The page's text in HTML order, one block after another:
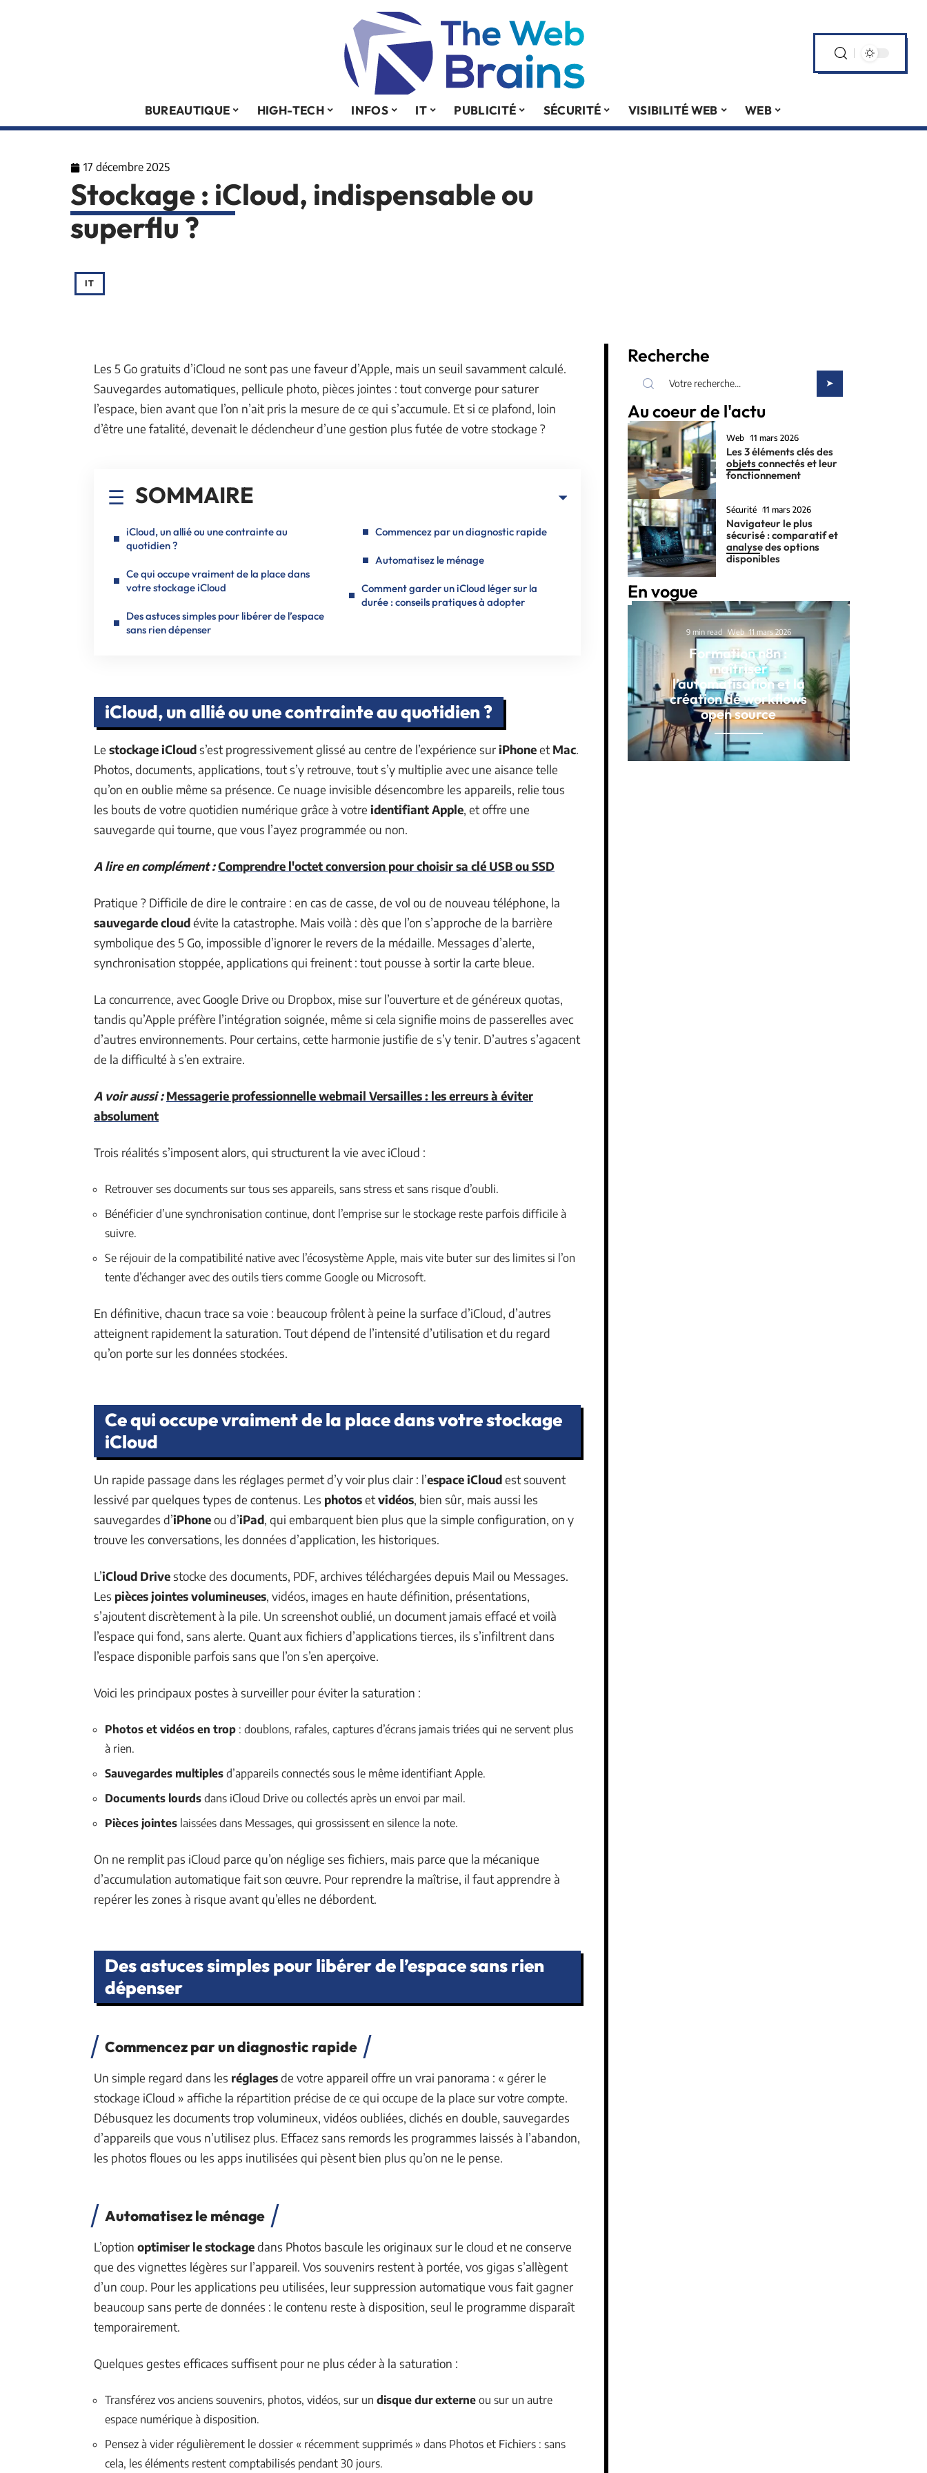
BUREAUTIQUE HIGH-TECH INFOS IT PUBLICITÉ SÉCURITÉ VISIBILITÉ WEB WEB
17 décembre 2025
Stockage : iCloud, indispensable ou
superflu ?
IT
Les 5 Go gratuits d’iCloud ne sont pas une faveur d’Apple, mais un seuil savamment calculé.
Sauvegardes automatiques, pellicule photo, pièces jointes : tout converge pour saturer
l’espace, bien avant que l’on n’ait pris la mesure de ce qui s’accumule. Et si ce plafond, loin
d’être une fatalité, devenait le déclencheur d’une gestion plus futée de votre stockage ?
SOMMAIRE
iCloud, un allié ou une contrainte au
quotidien ?
Ce qui occupe vraiment de la place dans
votre stockage iCloud
Des astuces simples pour libérer de l’espace
sans rien dépenser
Commencez par un diagnostic rapide
Automatisez le ménage
Comment garder un iCloud léger sur la
durée : conseils pratiques à adopter
iCloud, un allié ou une contrainte au quotidien ?
Le stockage iClouds’est progressivement glissé au centre de l’expérience suriPhoneet Mac.
Photos, documents, applications, tout s’y retrouve, tout s’y multiplie avec une aisance telle
qu’on en oublie même sa présence. Ce nuage invisible désencombre les appareils, relie tous
les bouts de votre quotidien numérique grâce à votre identifiant Apple, et offre une
sauvegarde qui tourne, que vous l’ayez programmée ou non.
A lire en complément :Comprendre l'octet conversion pour choisir sa clé USB ou SSD
Pratique ? Difficile de dire le contraire : en cas de casse, de vol ou de nouveau téléphone, la
sauvegarde cloudévite la catastrophe. Mais voilà : dès que l’on s’approche de la barrière
symbolique des 5 Go, impossible d’ignorer le revers de la médaille. Messages d’alerte,
synchronisation stoppée, applications qui freinent : tout pousse à sortir la carte bleue.
La concurrence, avec Google Drive ou Dropbox, mise sur l’ouverture et de généreux quotas,
tandis qu’Apple préfère l’intégration soignée, même si cela signifie moins de passerelles avec
d’autres environnements. Pour certains, cette harmonie justifie de s’y tenir. D’autres s’agacent
de la difficulté à s’en extraire.
A voir aussi : Messagerie professionnelle webmail Versailles : les erreurs à éviter
absolument
Trois réalités s’imposent alors, qui structurent la vie avec iCloud :
Retrouver ses documents sur tous ses appareils, sans stress et sans risque d’oubli.
Bénéficier d’une synchronisation continue, dont l’emprise sur le stockage reste parfois difficile à
suivre.
Se réjouir de la compatibilité native avec l’écosystème Apple, mais vite buter sur des limites si l’on
tente d’échanger avec des outils tiers comme Google ou Microsoft.
En définitive, chacun trace sa voie : beaucoup frôlent à peine la surface d’iCloud, d’autres
atteignent rapidement la saturation. Tout dépend de l’intensité d’utilisation et du regard
qu’on porte sur les données stockées.
Ce qui occupe vraiment de la place dans votre stockage
iCloud
Un rapide passage dans les réglages permet d’y voir plus clair : l’espace iCloudest souvent
lessivé par quelques types de contenus. Les photosetvidéos, bien sûr, mais aussi les
sauvegardes d’iPhoneou d’iPad, qui embarquent bien plus que la simple configuration, on y
trouve les conversations, les données d’application, les historiques.
L’iCloud Drivestocke des documents, PDF, archives téléchargées depuis Mail ou Messages.
Les pièces jointes volumineuses, vidéos, images en haute définition, présentations,
s’ajoutent discrètement à la pile. Un screenshot oublié, un document jamais effacé et voilà
l’espace qui fond, sans alerte. Quant aux fichiers d’applications tierces, ils s’infiltrent dans
l’espace disponible parfois sans que l’on s’en aperçoive.
Voici les principaux postes à surveiller pour éviter la saturation :
Photos et vidéos en trop : doublons, rafales, captures d’écrans jamais triées qui ne servent plus
à rien.
Sauvegardes multiples d’appareils connectés sous le même identifiant Apple.
Documents lourds dans iCloud Drive ou collectés après un envoi par mail.
Pièces jointes laissées dans Messages, qui grossissent en silence la note.
On ne remplit pas iCloud parce qu’on néglige ses fichiers, mais parce que la mécanique
d’accumulation automatique fait son œuvre. Pour reprendre la maîtrise, il faut apprendre à
repérer les zones à risque avant qu’elles ne débordent.
Des astuces simples pour libérer de l’espace sans rien
dépenser
Commencez par un diagnostic rapide
Un simple regard dans les réglagesde votre appareil offre un vrai panorama : « gérer le
stockage iCloud » affiche la répartition précise de ce qui occupe de la place sur votre compte.
Débusquez les documents trop volumineux, vidéos oubliées, clichés en double, sauvegardes
d’appareils que vous n’utilisez plus. Effacez sans remords les programmes laissés à l’abandon,
les photos floues ou les apps inutilisées qui pèsent bien plus qu’on ne le pense.
Automatisez le ménage
L’option optimiser le stockagedans Photos bascule les originaux sur le cloud et ne conserve
que des vignettes légères sur l’appareil. Vos souvenirs restent à portée, vos gigas s’allègent
d’un coup. Pour les applications peu utilisées, leur suppression automatique vous fait gagner
beaucoup sans perte de données : le contenu reste à disposition, seul le programme disparaît
temporairement.
Quelques gestes efficaces suffisent pour ne plus céder à la saturation :
Transférez vos anciens souvenirs, photos, vidéos, sur un disque dur externe ou sur un autre
espace numérique à disposition.
Pensez à vider régulièrement le dossier « récemment supprimés » dans Photos et Fichiers : sans
cela, les éléments restent comptabilisés pendant 30 jours.
Recherche
Au coeur de l'actu
Web 11 mars 2026
Les 3 éléments clés des
objets connectés et leur
fonctionnement
Sécurité 11 mars 2026
Navigateur le plus
sécurisé : comparatif et
analyse des options
disponibles
En vogue
9 min read Web 11 mars 2026
Formation n8n :
maîtriser
l’automatisation et la
création de workflows
open source